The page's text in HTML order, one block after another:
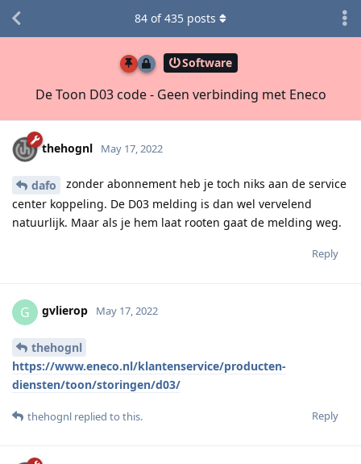
Software
De Toon D03 code - Geen verbinding met Eneco
84 of435 posts
thehognl May 17, 2022
dafo
zonder abonnement heb je toch niks aan de service
center koppeling. De D03 melding is dan wel vervelend
natuurlijk. Maar als je hem laat rooten gaat de melding weg.
Reply
G gvlierop May 17, 2022
thehognl
https://www.eneco.nl/klantenservice/producten-
diensten/toon/storingen/d03/
Reply
thehognl replied to this.